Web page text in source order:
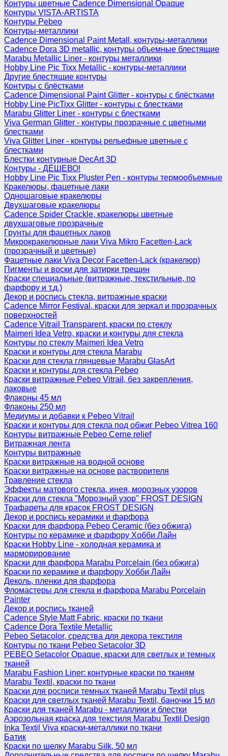
Контуры цветные Cadence Dimensional Opaque
Контуры VISTA-ARTISTA
Контуры Pebeo
Контуры-металлики
Cadence Dimensional Paint Metall, контуры-металлики
Cadence Dora 3D metallic, контуры объемные блестящие
Marabu Metallic Liner - контуры металлики
Hobby Line Pic Tixx Metallic - контуры-металлики
Другие блестящие контуры
Контуры с блёстками
Cadence Dimensional Paint Glitter - контуры с блёстками
Hobby Line PicTixx Glitter - контуры с блестками
Marabu Glitter Liner - контуры с блестками
Viva German Glitter - контуры прозрачные с цветными
блестками
Viva Glitter Liner - контуры рельефные цветные с
блестками
Блестки контурные DecArt 3D
Контуры - ДЁШЕВО!
Hobby Line Pic Tixx Pluster Pen - контуры термообъемные
Кракелюры, фацетные лаки
Одношаговые кракелюры
Двухшаговые кракелюры
Cadence Spider Crackle, кракелюры цветные
двухшаговые прозрачные
Грунты для фацетных лаков
Микрокракелюрные лаки Viva Mikro Facetten-Lack
(прозрачный и цветные)
Фацетные лаки Viva Decor Facetten-Lack (кракелюр)
Пигменты и воски для затирки трещин
Краски специальные (витражные, текстильные, по
фарфору и т.д.)
Декор и роспись стекла, витражные краски
Cadence Mirror Festival, краски для зеркал и прозрачных
поверхностей
Cadence Vitrail Transparent, краски по стеклу
Maimeri Idea Vetro, краски и контуры для стекла
Контуры по стеклу Maimeri Idea Vetro
Краски и контуры для стекла Marabu
Краски для стекла глянцевые Marabu GlasArt
Краски и контуры для стекла Pebeo
Краски витражные Pebeo Vitrail, без закрепления,
лаковые
Флаконы 45 мл
Флаконы 250 мл
Медиумы и добавки к Pebeo Vitrail
Краски и контуры для стекла под обжиг Pebeo Vitrea 160
Контуры витражные Pebeo Cerne relief
Витражная лента
Контуры витражные
Краски витражные на водной основе
Краски витражные на основе растворителя
Травление стекла
Эффекты матового стекла, инея, морозных узоров
Краски для стекла "Морозный узор" FROST DESIGN
Трафареты для красок FROST DESIGN
Декор и роспись керамики и фарфора
Краски для фарфора Pebeo Ceramic (без обжига)
Контуры по керамике и фарфору Хобби Лайн
Краски Hobby Line - холодная керамика и
марморирование
Краски для фарфора Marabu Porcelain (без обжига)
Краски по керамике и фарфору Хобби Лайн
Деколь, пленки для фарфора
Фломастеры для стекла и фарфора Marabu Porcelain
Painter
Декор и роспись тканей
Cadence Style Matt Fabric, краски по ткани
Cadence Dora Textile Metallic
Pebeo Setacolor, средства для декора текстиля
Контуры по ткани Pebeo Setacolor 3D
PEBEO Setacolor Opaque, краски для светлых и темных
тканей
Marabu Fashion Liner: контурные краски по тканям
Marabu Textil, краски по ткани
Краски для росписи темных тканей Marabu Textil plus
Краски для светлых тканей Marabu Textil, баночки 15 мл
Краски для тканей Marabu - металлики и блестки
Аэрозольная краска для текстиля Marabu Textil Design
Inka Textil Viva краски-металлики по ткани
Батик
Краски по шелку Marabu Silk, 50 мл